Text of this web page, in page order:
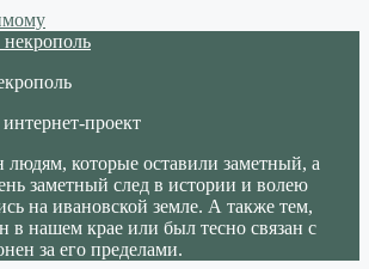
проект
людям, которые оставили заметный, а
заметный след в истории и волею
на ивановской земле. А также тем,
в нашем крае или был тесно связан с
за его пределами.